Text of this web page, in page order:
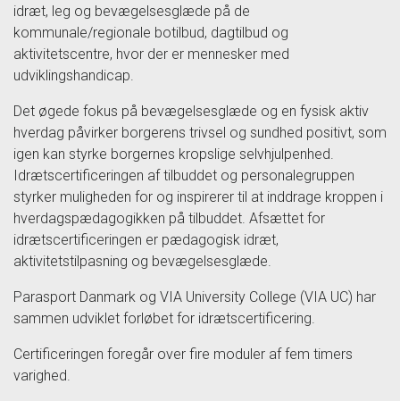
idræt, leg og bevægelsesglæde på de
kommunale/regionale botilbud, dagtilbud og
aktivitetscentre, hvor der er mennesker med
udviklingshandicap.
Det øgede fokus på bevægelsesglæde og en fysisk aktiv
hverdag påvirker borgerens trivsel og sundhed positivt, som
igen kan styrke borgernes kropslige selvhjulpenhed.
Idrætscertificeringen af tilbuddet og personalegruppen
styrker muligheden for og inspirerer til at inddrage kroppen i
hverdagspædagogikken på tilbuddet. Afsættet for
idrætscertificeringen er pædagogisk idræt,
aktivitetstilpasning og bevægelsesglæde.
Parasport Danmark og VIA University College (VIA UC) har
sammen udviklet forløbet for idrætscertificering.
Certificeringen foregår over fire moduler af fem timers
varighed.